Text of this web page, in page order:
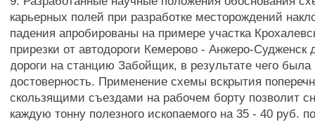
карьерных полей при разработке месторождений
падения апробированы на примере участка
прирезки от автодороги Кемерово - Анжеро-Судженск
дороги на станцию Забойщик, в результате чего
достоверность. Применение схемы вскрытия
скользящими съездами на рабочем борту позволит
каждую тонну полезного ископаемого на 35 - 40 руб.